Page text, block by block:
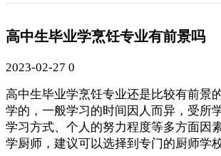
高中生毕业学烹饪专业有前景吗
2023-02-27 0
高中生毕业学烹饪专业还是比较有前景
学的，一般学习的时间因人而异，受所
学习方式、个人的努力程度等多方面因
学厨师，建议可以选择到专门的厨师学校